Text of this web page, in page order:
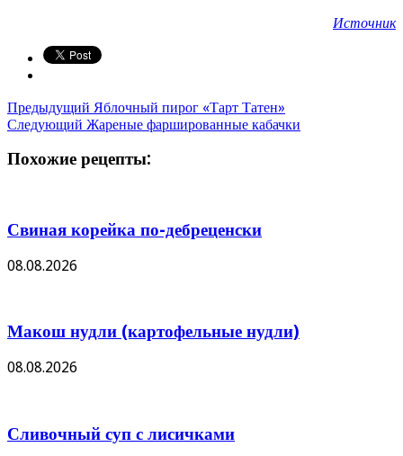
Источник
Предыдущий Яблочный пирог «Тарт Татен»
Следующий Жареные фаршированные кабачки
Похожие рецепты:
Свиная корейка по-дебреценски
08.08.2026
Макош нудли (картофельные нудли)
08.08.2026
Сливочный суп с лисичками